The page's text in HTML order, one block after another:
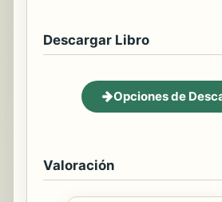
Descargar Libro
Opciones de
Valoración